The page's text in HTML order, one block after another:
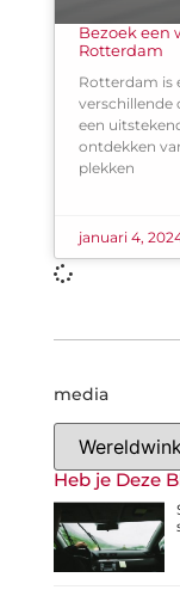
media
Heb je Deze
Bezoek een
Rotterdam
Rotterdam is
verschillende
een
ontdekken
plekken
januari 4,